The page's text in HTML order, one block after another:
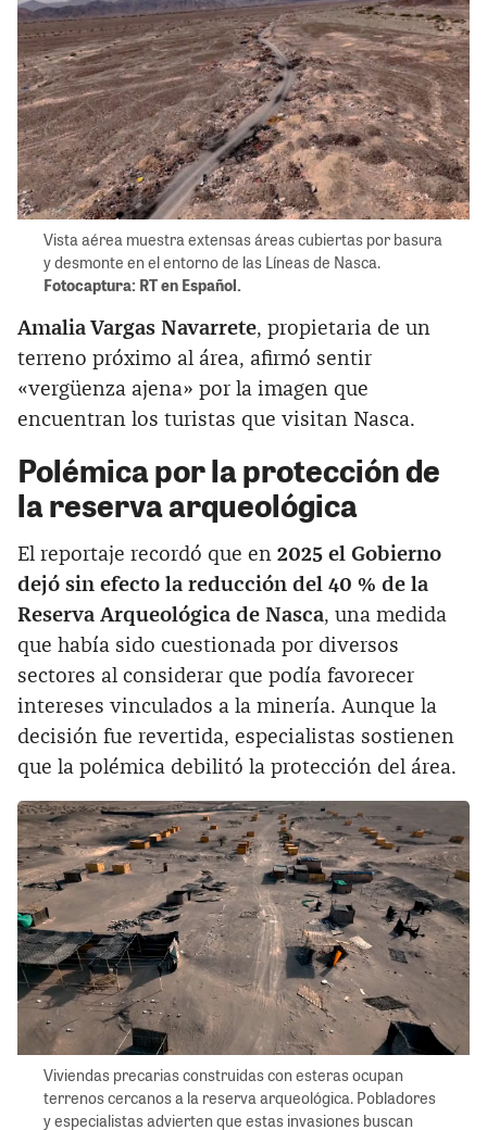
Vista aérea muestra extensas áreas cubiertas por basura
y desmonte en el entorno de las Líneas de Nasca.
Fotocaptura: RT en Español.
Amalia Vargas Navarrete, propietaria de un
terreno próximo al área, afirmó sentir
«vergüenza ajena» por la imagen que
encuentran los turistas que visitan Nasca.
Polémica por la protección de
la reserva arqueológica
El reportaje recordó que en 2025 el Gobierno
dejó sin efecto la reducción del 40 % de la
Reserva Arqueológica de Nasca, una medida
que había sido cuestionada por diversos
sectores al considerar que podía favorecer
intereses vinculados a la minería. Aunque la
decisión fue revertida, especialistas sostienen
que la polémica debilitó la protección del área.
Viviendas precarias construidas con esteras ocupan
terrenos cercanos a la reserva arqueológica. Pobladores
y especialistas advierten que estas invasiones buscan